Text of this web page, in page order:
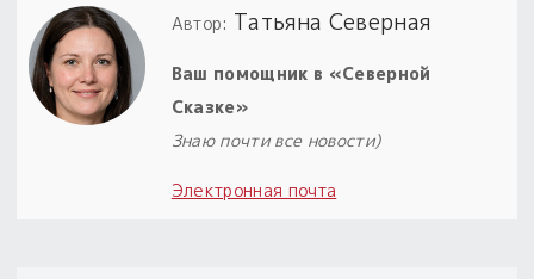
Автор: Татьяна Северная
Ваш помощник в «Северной
Сказке»
Знаю почти все новости)
Электронная почта